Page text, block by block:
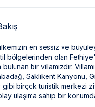
en sessiz ve
bölgelerinden olan
bir villamızdır.
Saklıkent Kanyonu,
gibi birçok turistik merkezi
ulaşıma sahip bir